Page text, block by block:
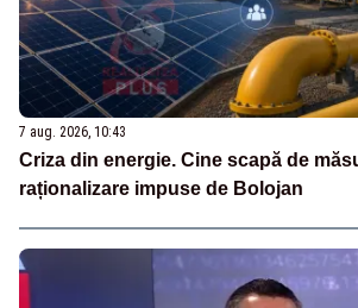
7 aug. 2026, 10:43
Criza din energie. Cine scapă de
raționalizare impuse de Bolojan